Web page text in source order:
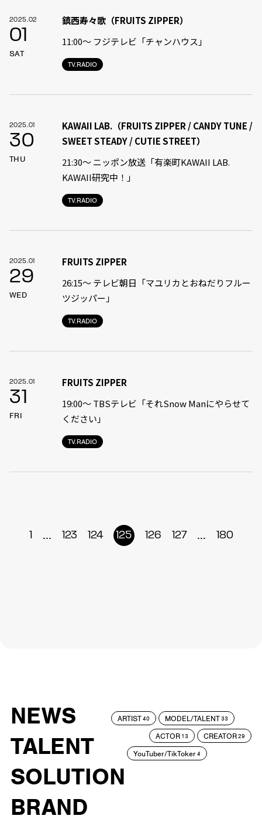
2025.02
01
SAT
TV.RADIO
鎮西寿々歌（FRUITS ZIPPER）
11:00〜 フジテレビ「チャンハウス」
2025.01
30
THU
TV.RADIO
KAWAII LAB.（FRUITS ZIPPER / CANDY TUNE /
SWEET STEADY / CUTIE STREET）
21:30〜 ニッポン放送「有楽町KAWAII LAB.
KAWAII研究中！」
2025.01
29
WED
TV.RADIO
FRUITS ZIPPER
26:15～ テレビ朝日「マユリカとおねだりフルー
ツジッパー」
2025.01
31
FRI
TV.RADIO
FRUITS ZIPPER
19:00〜 TBSテレビ「それSnow Manにやらせて
ください」
1 ... 123 124 125 126 127 ... 180
NEWS
TALENT
SOLUTION
BRAND
ARTIST40 MODEL/TALENT33
ACTOR 13 CREATOR29
YouTuber/TikToker4